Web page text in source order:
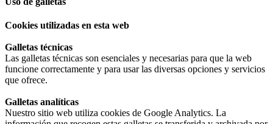
Cookies utilizadas en esta web
Galletas técnicas
Las galletas técnicas son esenciales y necesarias para que la web
funcione correctamente y para usar las diversas opciones y servicios
que ofrece.
Galletas analíticas
Nuestro sitio web utiliza cookies de Google Analytics. La